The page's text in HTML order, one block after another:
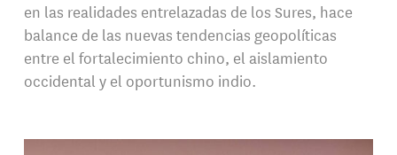
en las realidades entrelazadas de los Sures, hace
balance de las nuevas tendencias geopolíticas
entre el fortalecimiento chino, el aislamiento
occidental y el oportunismo indio.